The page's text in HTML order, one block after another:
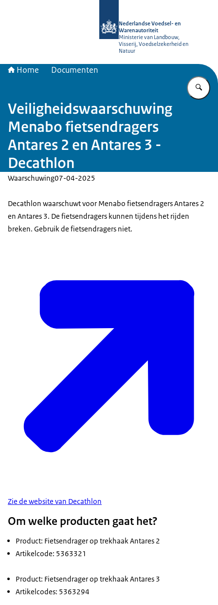
Nederlandse Voedsel- en
Warenautoriteit
Ministerie van Landbouw,
Visserij, Voedselzekerheid en
Natuur
Home Documenten
Veiligheidswaarschuwing
Menabo fietsendragers
Antares 2 en Antares 3 -
Decathlon
Waarschuwing07-04-2025
Decathlon waarschuwt voor Menabo fietsendragers Antares 2
en Antares 3. De fietsendragers kunnen tijdens het rijden
breken. Gebruik de fietsendragers niet.
Zie de website van Decathlon
Om welke producten gaat het?
Product: Fietsendrager op trekhaak Antares 2
Artikelcode: 5363321
Product: Fietsendrager op trekhaak Antares 3
Artikelcodes: 5363294